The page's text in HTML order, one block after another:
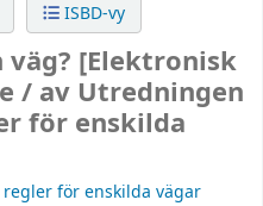
ISBD-vy
[Elektronisk
/ av Utredningen
för enskilda
för enskilda vägar